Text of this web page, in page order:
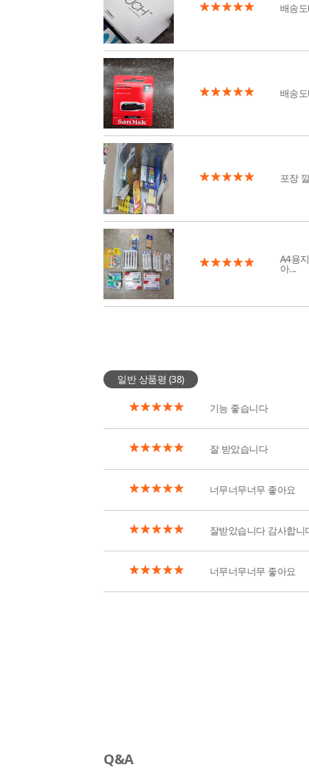
배송
배송
포장
A4용
아...
일반 상품평 (38)
기능 좋습니다
잘 받았습니다
너무너무너무 좋아요
잘받았습니다 감사합니
너무너무너무 좋아요
Q&A